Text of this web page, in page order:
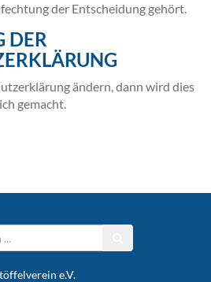
der Entscheidung gehört.
DER
ändern, dann wird dies
gemacht.
e.V.